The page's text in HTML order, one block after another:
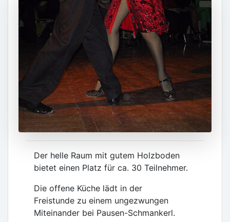
Der helle Raum mit gutem Holzboden
bietet einen Platz für ca. 30 Teilnehmer.
Die offene Küche lädt in der
Freistunde zu einem ungezwungen
Miteinander bei Pausen-Schmankerl.